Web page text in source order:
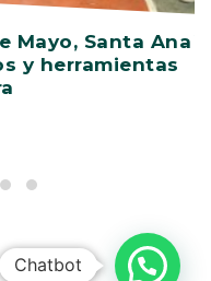
Mayo, Santa Ana
y herramientas
Chatbot